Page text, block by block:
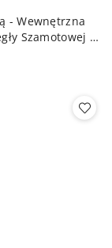
- Wewnętrzna
Szamotowej 3x